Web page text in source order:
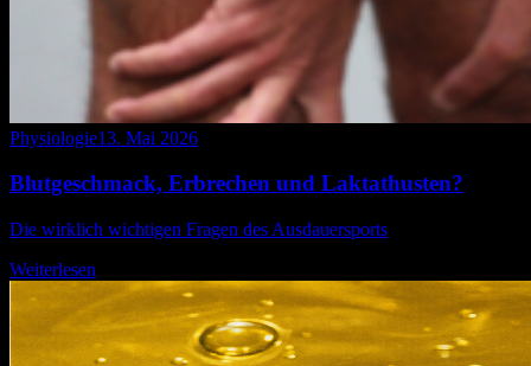
Physiologie13. Mai 2026
Blutgeschmack, Erbrechen und Laktathusten?
Die wirklich wichtigen Fragen des Ausdauersports
Weiterlesen